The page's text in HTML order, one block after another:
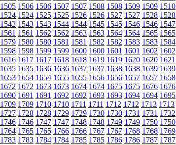
1505 1506 1506 1507 1507 1508 1508 1509 1509 1510
1524 1524 1525 1525 1526 1526 1527 1527 1528 1528
1542 1543 1543 1544 1544 1545 1545 1546 1546 1547
1561 1561 1562 1562 1563 1563 1564 1564 1565 1565
1579 1580 1580 1581 1581 1582 1582 1583 1583 1584
1598 1598 1599 1599 1600 1600 1601 1601 1602 1602
1616 1617 1617 1618 1618 1619 1619 1620 1620 1621
1635 1635 1636 1636 1637 1637 1638 1638 1639 1639
1653 1654 1654 1655 1655 1656 1656 1657 1657 1658
1672 1672 1673 1673 1674 1674 1675 1675 1676 1676
1690 1691 1691 1692 1692 1693 1693 1694 1694 1695
1709 1709 1710 1710 1711 1711 1712 1712 1713 1713
1727 1728 1728 1729 1729 1730 1730 1731 1731 1732
1746 1746 1747 1747 1748 1748 1749 1749 1750 1750
1764 1765 1765 1766 1766 1767 1767 1768 1768 1769
1783 1783 1784 1784 1785 1785 1786 1786 1787 1787